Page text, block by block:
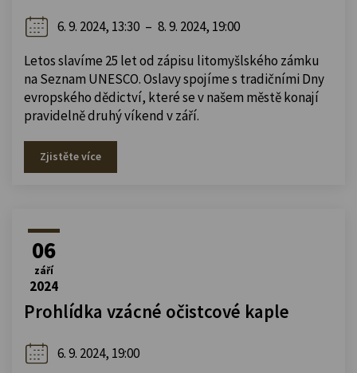
6. 9. 2024, 13:30 – 8. 9. 2024, 19:00
Letos slavíme 25 let od zápisu litomyšlského zámku
na Seznam UNESCO. Oslavy spojíme s tradičními Dny
evropského dědictví, které se v našem městě konají
pravidelně druhý víkend v září.
Zjistěte více
06
září
2024
Prohlídka vzácné očistcové kaple
6. 9. 2024, 19:00